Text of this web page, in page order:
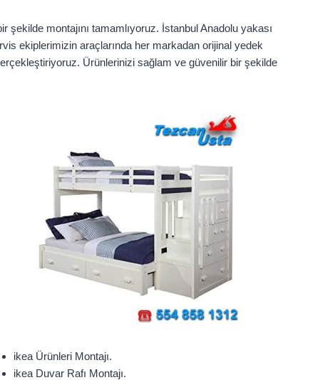
montajını tamamlıyoruz. İstanbul Anadolu yakası
ekiplerimizin araçlarında her markadan orijinal yedek
Ürünlerinizi sağlam ve güvenilir bir şekilde
ikea Ürünleri Montajı.
ikea Duvar Rafı Montajı.